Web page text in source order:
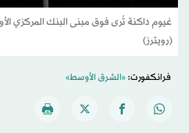
غيوم داكنة تُرى فوق مبنى البنك المركزي
(رويترز)
فرانكفورت:«الشرق الأوسط»